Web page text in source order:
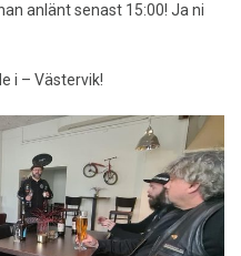
anlänt senast 15:00! Ja ni
i – Västervik!